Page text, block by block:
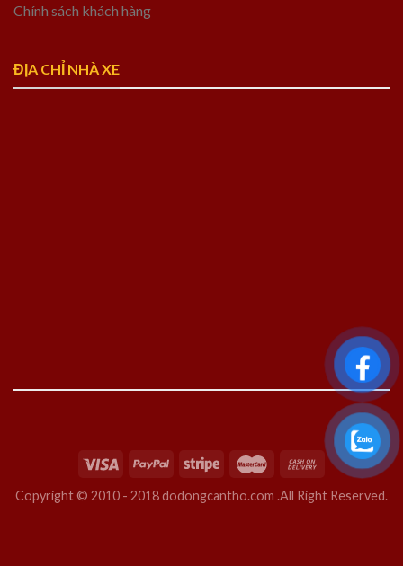
Chính sách khách hàng
ĐỊA CHỈ NHÀ XE
Copyright © 2010 - 2018 dodongcantho.com .All Right Reserved.